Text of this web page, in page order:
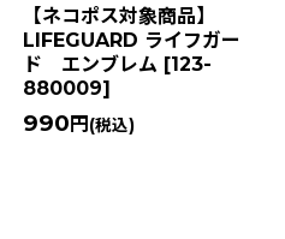
【ネコポス対象商品】
LIFEGUARD ライフガー
ド エンブレム [123-
880009]
990 円 (税込)